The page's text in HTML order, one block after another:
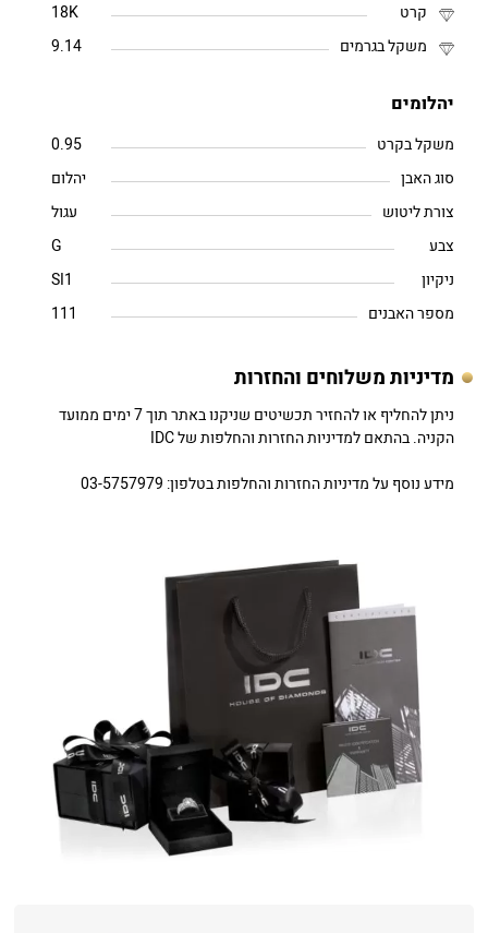
קרט
18K
משקל בגרמים
9.14
יהלומים
משקל בקרט
0.95
סוג האבן
יהלום
צורת ליטוש
עגול
צבע
G
ניקיון
SI1
מספר האבנים
111
מדיניות משלוחים והחזרות
ניתן להחליף או להחזיר תכשיטים שניקנו באתר תוך 7 ימים ממועד
הקניה. בהתאם למדיניות החזרות והחלפות של IDC
מידע נוסף על מדיניות החזרות והחלפות בטלפון: 03-5757979